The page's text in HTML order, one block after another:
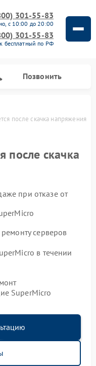
301-55-83
с 10:00 до 20:00
301-55-83
бесплатный по РФ
Позвонить
после скачка напряжения
после скачка
при отказе от
серверов
в течении
SuperMicro